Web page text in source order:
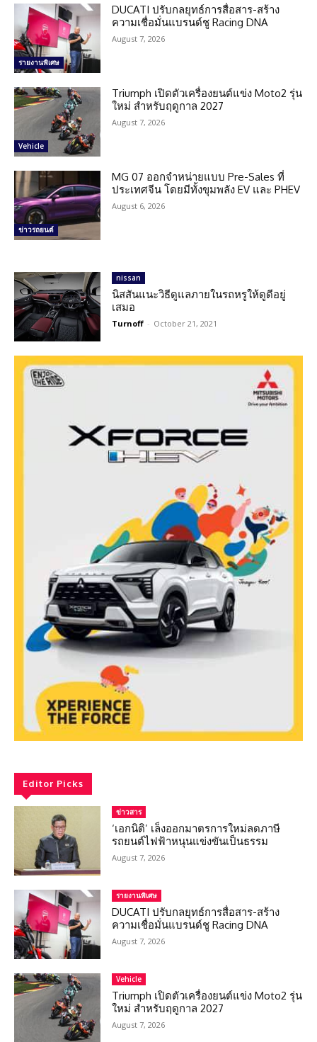
รายงานพิเศษ
DUCATI ปรับกลยุทธ์การสื่อสาร-สร้าง
ความเชื่อมั่นแบรนด์ชู Racing DNA
August 7, 2026
Vehicle
Triumph เปิดตัวเครื่องยนต์แข่ง Moto2 รุ่น
ใหม่ สำหรับฤดูกาล 2027
August 7, 2026
ข่าวรถยนต์
MG 07 ออกจำหน่ายแบบ Pre-Sales ที่
ประเทศจีน โดยมีทั้งขุมพลัง EV และ PHEV
August 6, 2026
nissan
นิสสันแนะวิธีดูแลภายในรถหรูให้ดูดีอยู่
เสมอ
Turnoff - October 21, 2021
Editor Picks
ข่าวสาร
‘เอกนิติ’ เล็งออกมาตรการใหม่ลดภาษี
รถยนต์ไฟฟ้าหนุนแข่งขันเป็นธรรม
August 7, 2026
รายงานพิเศษ
DUCATI ปรับกลยุทธ์การสื่อสาร-สร้าง
ความเชื่อมั่นแบรนด์ชู Racing DNA
August 7, 2026
Vehicle
Triumph เปิดตัวเครื่องยนต์แข่ง Moto2 รุ่น
ใหม่ สำหรับฤดูกาล 2027
August 7, 2026